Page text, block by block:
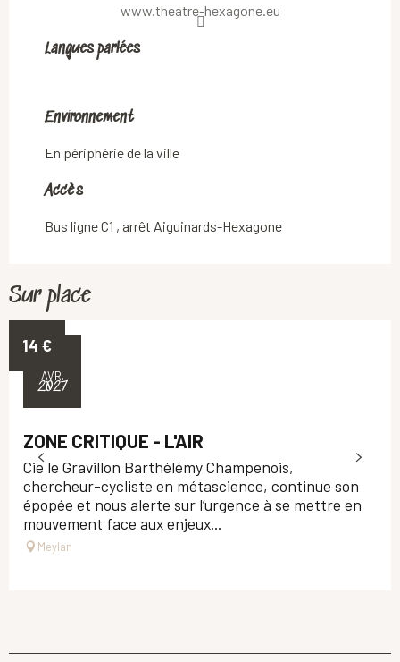
www.theatre-hexagone.eu
Langues parlées
Langues parlées
Environnement
Environnement
En périphérie de la ville
Accès
Accès
Bus ligne C1 , arrêt Aiguinards-Hexagone
Sur place
14 €
8
AVR.
2027
ZONE CRITIQUE - L'AIR
Cie le Gravillon Barthélémy Champenois,
chercheur-cycliste en métascience, continue son
épopée et nous alerte sur l’urgence à se mettre en
mouvement face aux enjeux...
Meylan